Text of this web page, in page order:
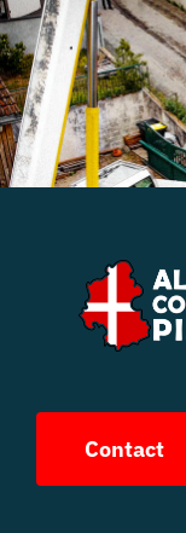
Contact